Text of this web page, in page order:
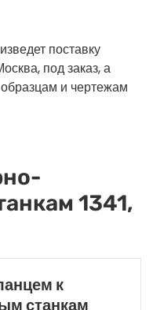
поставку
под заказ, а
и чертежам
1341,
к
станкам